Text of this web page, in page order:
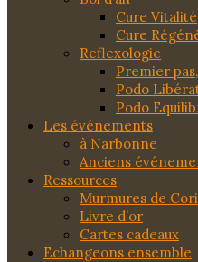
Cure Vitalité
Cure
Reflexologie
Premier
Podo
Podo
Les événements
à Narbonne
Anciens
Ressources
Murmures de
Livre d’or
Cartes cadeaux
Echangeons ensemble